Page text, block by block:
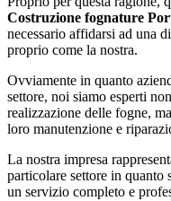
Costruzione fognature
necessario affidarsi ad una
proprio come la nostra.
Ovviamente in quanto
settore, noi siamo esperti
realizzazione delle fogne,
loro manutenzione e
La nostra impresa
particolare settore in
un servizio completo e